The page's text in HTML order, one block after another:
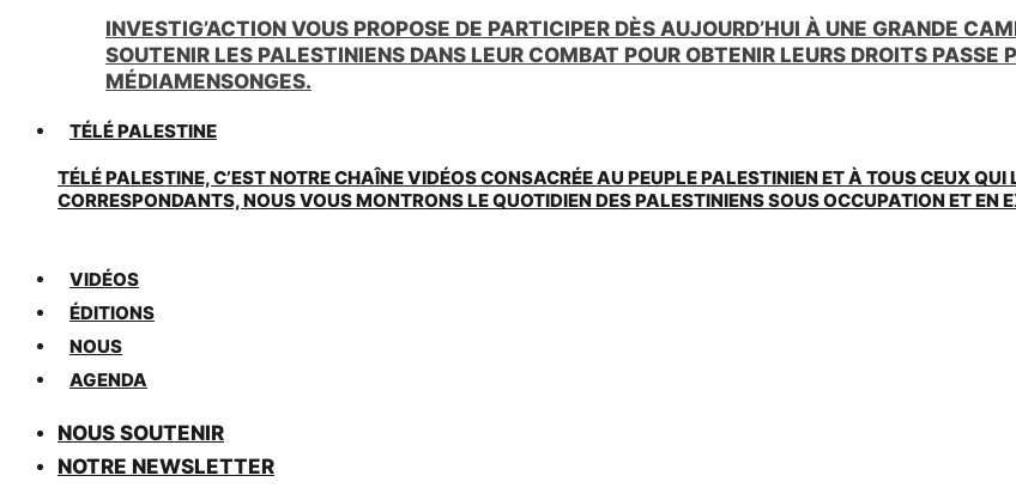
INVESTIG’ACTION VOUS PROPOSE DE PARTICIPER DÈS AUJOURD’HUI À UNE GRANDE
SOUTENIR LES PALESTINIENS DANS LEUR COMBAT POUR OBTENIR LEURS DROITS
MÉDIAMENSONGES.
TÉLÉ PALESTINE
TÉLÉ PALESTINE, C’EST NOTRE CHAÎNE VIDÉOS CONSACRÉE AU PEUPLE PALESTINIEN ET À TOUS CEUX
CORRESPONDANTS, NOUS VOUS MONTRONS LE QUOTIDIEN DES PALESTINIENS SOUS OCCUPATION ET EN
VIDÉOS
ÉDITIONS
NOUS
AGENDA
NOUS SOUTENIR
NOTRE NEWSLETTER